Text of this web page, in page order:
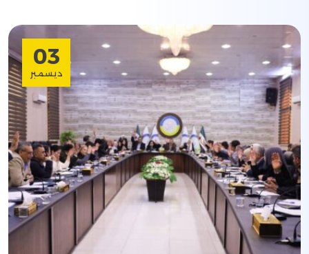
03
ديسمبر